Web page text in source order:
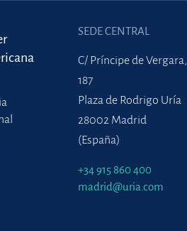
SEDE CENTRAL
C/ Príncipe de Vergara,
187
Plaza de Rodrigo Uría
28002 Madrid
(España)
+34 915 860 400
madrid@uria.com